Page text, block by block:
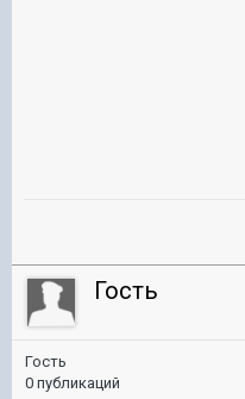
Гость
Гость
0 публикаций